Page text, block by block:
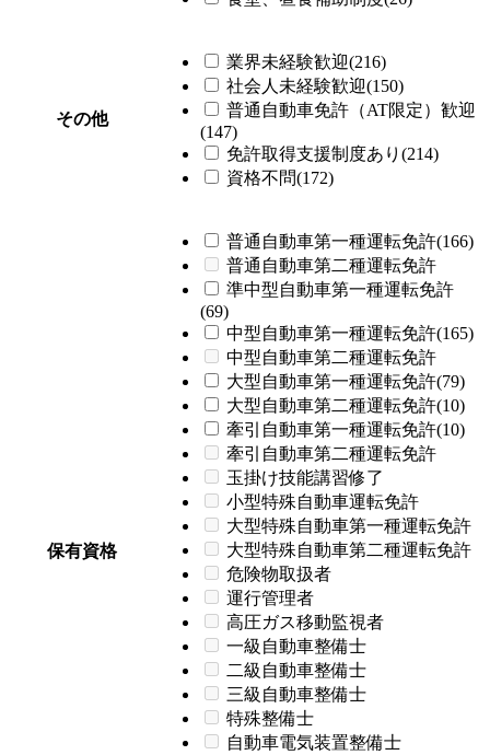
その他
業界未経験歓迎(216)
社会人未経験歓迎(150)
普通自動車免許（AT限定）歓迎
(147)
免許取得支援制度あり(214)
資格不問(172)
保有資格
普通自動車第一種運転免許(166)
普通自動車第二種運転免許
準中型自動車第一種運転免許
(69)
中型自動車第一種運転免許(165)
中型自動車第二種運転免許
大型自動車第一種運転免許(79)
大型自動車第二種運転免許(10)
牽引自動車第一種運転免許(10)
牽引自動車第二種運転免許
玉掛け技能講習修了
小型特殊自動車運転免許
大型特殊自動車第一種運転免許
大型特殊自動車第二種運転免許
危険物取扱者
運行管理者
高圧ガス移動監視者
一級自動車整備士
二級自動車整備士
三級自動車整備士
特殊整備士
自動車電気装置整備士